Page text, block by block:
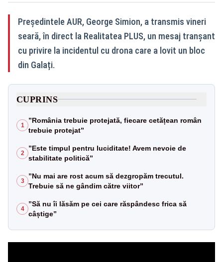
Președintele AUR, George Simion, a transmis vineri
seară, în direct la Realitatea PLUS, un mesaj tranșant
cu privire la incidentul cu drona care a lovit un bloc
din Galați.
CUPRINS
1
”România trebuie protejată, fiecare cetățean român
trebuie protejat”
2
”Este timpul pentru luciditate! Avem nevoie de
stabilitate politică”
3
”Nu mai are rost acum să dezgropăm trecutul.
Trebuie să ne gândim către viitor”
4
”Să nu îi lăsăm pe cei care răspândesc frica să
câștige”